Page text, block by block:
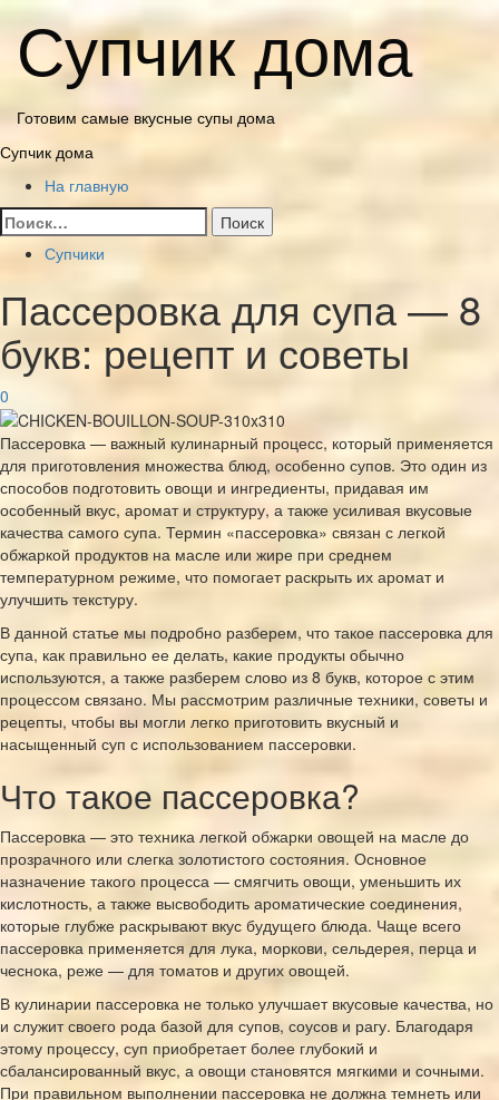
содержимому
Супчик дома
Готовим самые вкусные супы дома
Основное
Супчик дома
На главную
Найти:
Супчики
Пассеровка для супа — 8
букв: рецепт и советы
0
Пассеровка — важный кулинарный процесс, который применяется
для приготовления множества блюд, особенно супов. Это один из
способов подготовить овощи и ингредиенты, придавая им
особенный вкус, аромат и структуру, а также усиливая вкусовые
качества самого супа. Термин «пассеровка» связан с легкой
обжаркой продуктов на масле или жире при среднем
температурном режиме, что помогает раскрыть их аромат и
улучшить текстуру.
В данной статье мы подробно разберем, что такое пассеровка для
супа, как правильно ее делать, какие продукты обычно
используются, а также разберем слово из 8 букв, которое с этим
процессом связано. Мы рассмотрим различные техники, советы и
рецепты, чтобы вы могли легко приготовить вкусный и
насыщенный суп с использованием пассеровки.
Что такое пассеровка?
Пассеровка — это техника легкой обжарки овощей на масле до
прозрачного или слегка золотистого состояния. Основное
назначение такого процесса — смягчить овощи, уменьшить их
кислотность, а также высвободить ароматические соединения,
которые глубже раскрывают вкус будущего блюда. Чаще всего
пассеровка применяется для лука, моркови, сельдерея, перца и
чеснока, реже — для томатов и других овощей.
В кулинарии пассеровка не только улучшает вкусовые качества, но
и служит своего рода базой для супов, соусов и рагу. Благодаря
этому процессу, суп приобретает более глубокий и
сбалансированный вкус, а овощи становятся мягкими и сочными.
При правильном выполнении пассеровка не должна темнеть или